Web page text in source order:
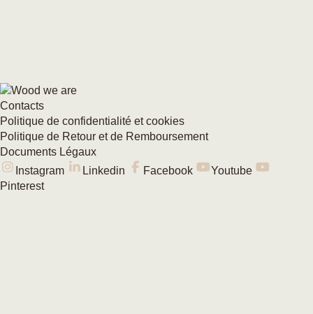
Contacts
Politique de confidentialité et cookies
Politique de Retour et de Remboursement
Documents Légaux
Instagram
Linkedin Facebook
Youtube
Pinterest